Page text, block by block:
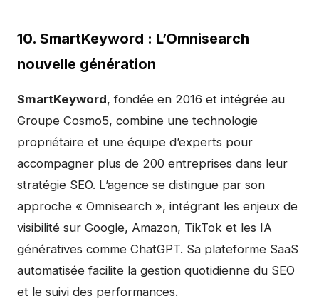
10. SmartKeyword : L’Omnisearch
nouvelle génération
SmartKeyword, fondée en 2016 et intégrée au
Groupe Cosmo5, combine une technologie
propriétaire et une équipe d’experts pour
accompagner plus de 200 entreprises dans leur
stratégie SEO. L’agence se distingue par son
approche « Omnisearch », intégrant les enjeux de
visibilité sur Google, Amazon, TikTok et les IA
génératives comme ChatGPT. Sa plateforme SaaS
automatisée facilite la gestion quotidienne du SEO
et le suivi des performances.